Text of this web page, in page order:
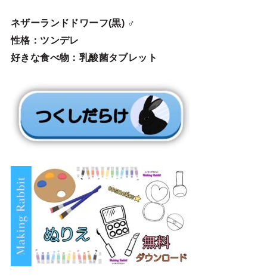
ネザーランドドワーフ(黒) ♂
性格：ツンデレ
好きな食べ物：乳酸菌タブレット